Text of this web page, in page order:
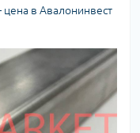
в Авалонинвест